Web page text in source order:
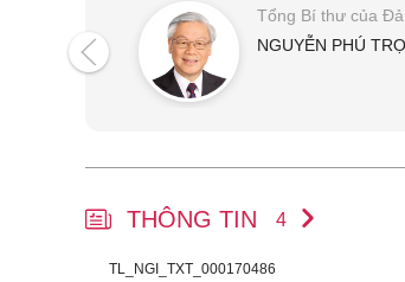
Tổng Bí thư của
NGUYỄN PHÚ
THÔNG TIN 4
TL_NGI_TXT_000170486